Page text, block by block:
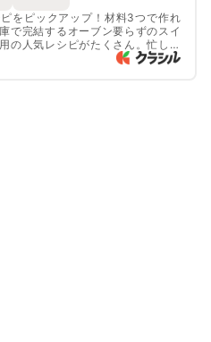
をピックアップ！材料3つで作れ
で完結するオーブン要らずのスイ
の人気レシピがたくさん。忙しい
いチョコスイーツを今すぐチェッ